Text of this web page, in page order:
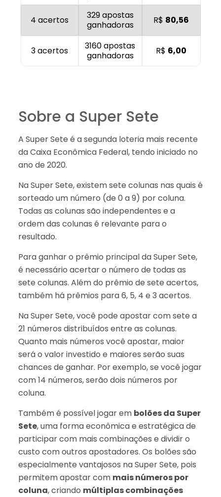
4 acertos
329 apostas
ganhadoras
R$ 80,56
3 acertos
3160 apostas
ganhadoras
R$ 6,00
Sobre a Super Sete
A Super Sete é a segunda loteria mais recente
da Caixa Econômica Federal, tendo iniciado no
ano de 2020.
Na Super Sete, existem sete colunas nas quais é
sorteado um número (de 0 a 9) por coluna.
Todas as colunas são independentes e a
ordem das colunas é relevante para o
resultado.
Para ganhar o prêmio principal da Super Sete,
é necessário acertar o número de todas as
sete colunas. Além do prêmio de sete acertos,
também há prêmios para 6, 5, 4 e 3 acertos.
Na Super Sete, você pode apostar com sete a
21 números distribuídos entre as colunas.
Quanto mais números você apostar, maior
será o valor investido e maiores serão suas
chances de ganhar. Por exemplo, se você jogar
com 14 números, serão dois números por
coluna.
Também é possível jogar em bolões da Super
Sete, uma forma econômica e estratégica de
participar com mais combinações e dividir o
custo com outros apostadores. Os bolões são
especialmente vantajosos na Super Sete, pois
permitem apostar com mais números por
coluna, criando múltiplas combinações